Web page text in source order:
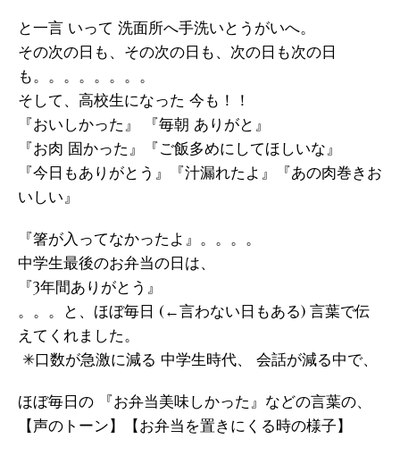
と一言 いって 洗面所へ手洗いとうがいへ。
その次の日も、その次の日も、次の日も次の日
も。。。。。。。。
そして、高校生になった 今も！！
『おいしかった』 『毎朝 ありがと』
『お肉 固かった』『ご飯多めにしてほしいな』
『今日もありがとう』『汁漏れたよ』『あの肉巻きお
いしい』
『箸が入ってなかったよ』。。。。
中学生最後のお弁当の日は、
『3年間ありがとう』
。。。と、ほぼ毎日 (←言わない日もある) 言葉で伝
えてくれました。
✳︎口数が急激に減る 中学生時代、 会話が減る中で、
ほぼ毎日の 『お弁当美味しかった』などの言葉の、
【声のトーン】【お弁当を置きにくる時の様子】